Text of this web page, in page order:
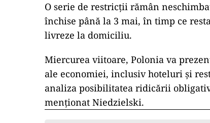
O serie de restricţii rămân
închise până la 3 mai, în timp ce
livreze la domiciliu.
Miercurea viitoare, Polonia va
ale economiei, inclusiv hoteluri şi
analiza posibilitatea ridicării
menţionat Niedzielski.